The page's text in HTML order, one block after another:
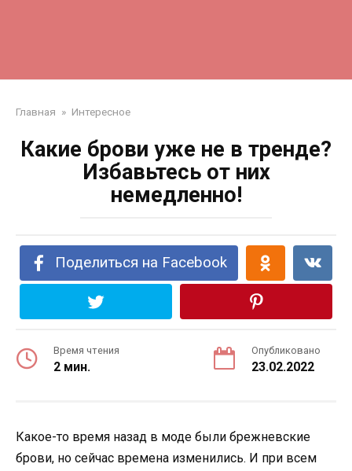
Главная » Интересное
Какие брови уже не в тренде?
Избавьтесь от них
немедленно!
Поделиться на Facebook
Время чтения
2 мин.
Опубликовано
23.02.2022
Какое-то время назад в моде были брежневские
брови, но сейчас времена изменились. И при всем